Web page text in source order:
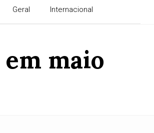
Geral Internacional
em maio